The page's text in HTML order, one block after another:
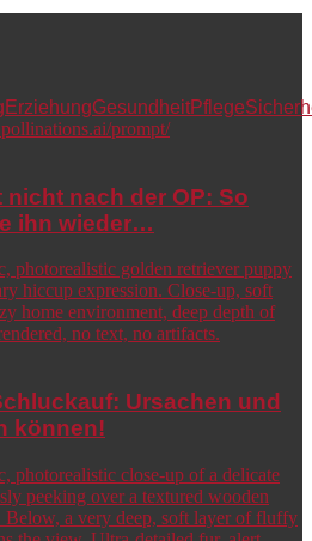
ErziehungGesundheitPflege
nicht nach der OP: So
ihn wieder…
Ursachen und
können!